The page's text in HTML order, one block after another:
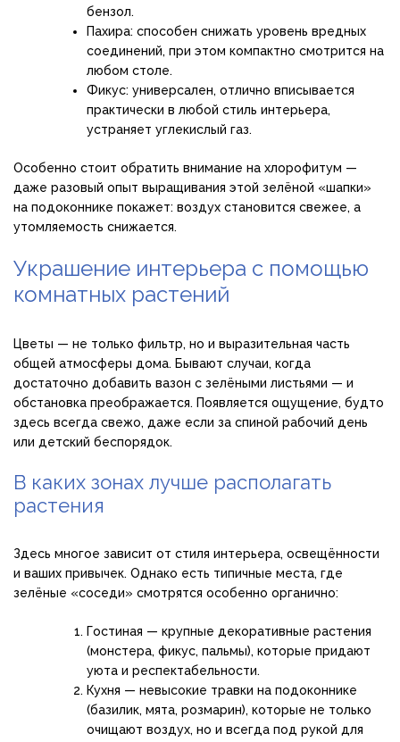
бензол.
Пахира: способен снижать уровень вредных
соединений, при этом компактно смотрится на
любом столе.
Фикус: универсален, отлично вписывается
практически в любой стиль интерьера,
устраняет углекислый газ.
Особенно стоит обратить внимание на хлорофитум —
даже разовый опыт выращивания этой зелёной «шапки»
на подоконнике покажет: воздух становится свежее, а
утомляемость снижается.
Украшение интерьера с помощью
комнатных растений
Цветы — не только фильтр, но и выразительная часть
общей атмосферы дома. Бывают случаи, когда
достаточно добавить вазон с зелёными листьями — и
обстановка преображается. Появляется ощущение, будто
здесь всегда свежо, даже если за спиной рабочий день
или детский беспорядок.
В каких зонах лучше располагать
растения
Здесь многое зависит от стиля интерьера, освещённости
и ваших привычек. Однако есть типичные места, где
зелёные «соседи» смотрятся особенно органично:
Гостиная — крупные декоративные растения
(монстера, фикус, пальмы), которые придают
уюта и респектабельности.
Кухня — невысокие травки на подоконнике
(базилик, мята, розмарин), которые не только
очищают воздух, но и всегда под рукой для